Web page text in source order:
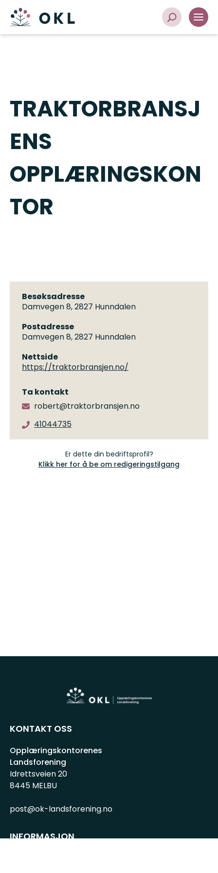
TRAKTORBRANSJ
ENS
OPPLÆRINGSKON
TOR
Besøksadresse
Damvegen 8, 2827 Hunndalen
Postadresse
Damvegen 8, 2827 Hunndalen
Nettside
https://traktorbransjen.no/
Ta kontakt
robert@traktorbransjen.no
41044735
Er dette din bedriftsprofil?
Klikk her for å be om redigeringstilgang
KONTAKT OSS
Opplæringskontorenes
Landsforening
Idrettsveien 20
8445 MELBU
post@ok-landsforening.no
INFORMASJON